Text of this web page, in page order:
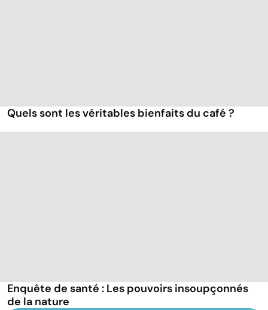
Quels sont les véritables bienfaits du café ?
Enquête de santé : Les pouvoirs insoupçonnés
de la nature